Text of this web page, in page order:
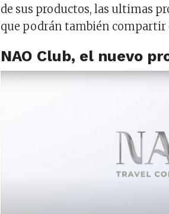
de sus productos, las ultimas
que podrán también compartir
NAO Club, el nuevo